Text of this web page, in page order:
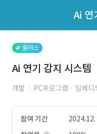
Ai 연
지원자 목록 바로가기
플러스
Ai 연기 감지 시스템
개발 PC프로그램 · 임베디
참여 기간